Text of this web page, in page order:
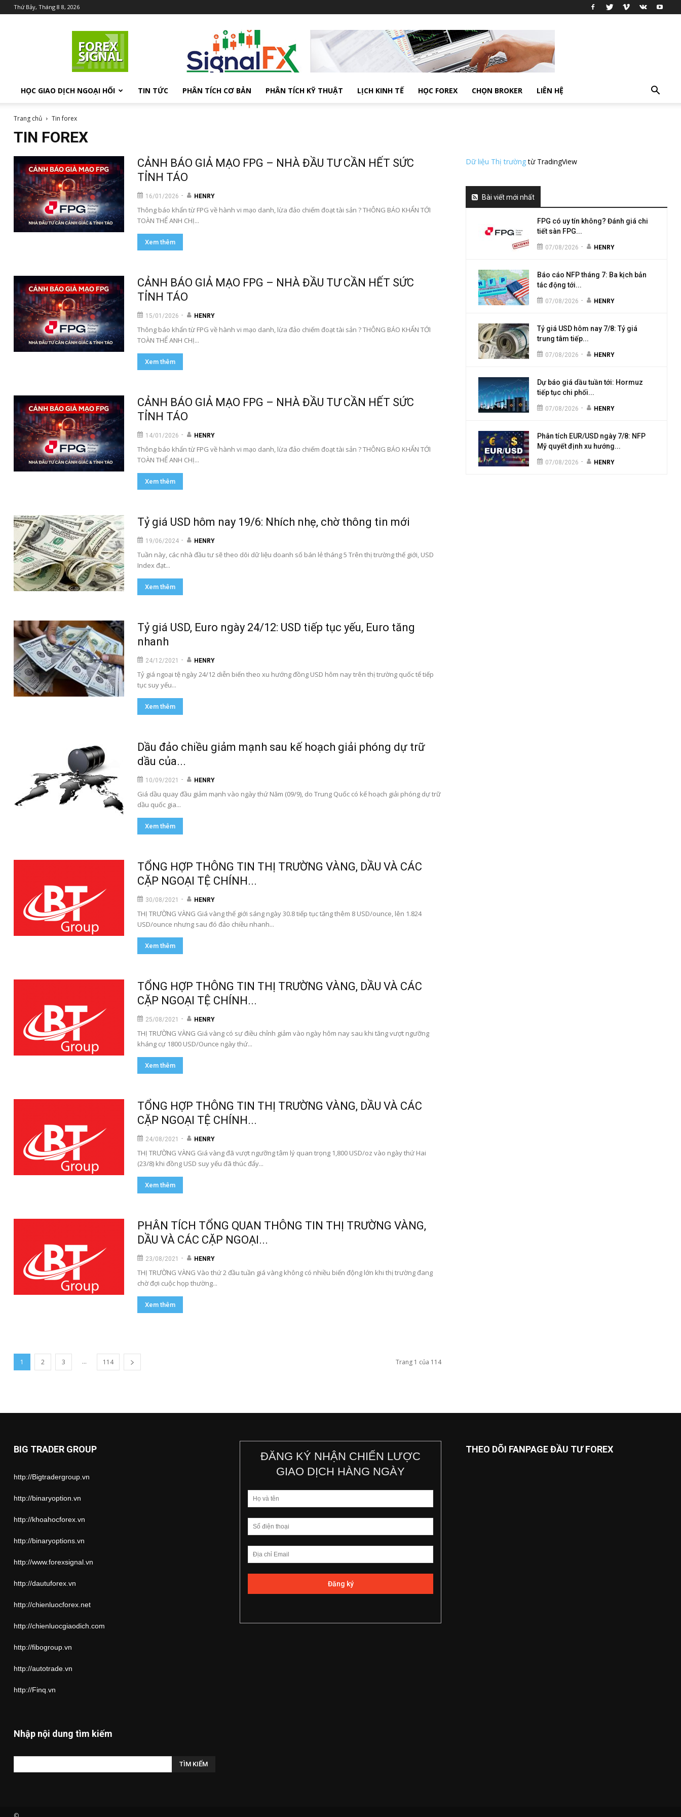
Thứ Bảy, Tháng 8 8, 2026
HỌC GIAO DỊCH NGOẠI HỐI
TIN TỨC PHÂN TÍCH CƠ BẢN PHÂN TÍCH KỸ THUẬT LỊCH KINH TẾ HỌC FOREX CHỌN BROKER LIÊN HỆ
Trang chủ Tin forex
TIN FOREX
CẢNH BÁO GIẢ MẠO FPG – NHÀ ĐẦU TƯ CẦN HẾT SỨC
TỈNH TÁO
16/01/2026 - HENRY
Thông báo khẩn từ FPG về hành vi mạo danh, lừa đảo chiếm đoạt tài sản ? THÔNG BÁO KHẨN TỚI
TOÀN THỂ ANH CHỊ...
Xem thêm
CẢNH BÁO GIẢ MẠO FPG – NHÀ ĐẦU TƯ CẦN HẾT SỨC
TỈNH TÁO
15/01/2026 - HENRY
Thông báo khẩn từ FPG về hành vi mạo danh, lừa đảo chiếm đoạt tài sản ? THÔNG BÁO KHẨN TỚI
TOÀN THỂ ANH CHỊ...
Xem thêm
CẢNH BÁO GIẢ MẠO FPG – NHÀ ĐẦU TƯ CẦN HẾT SỨC
TỈNH TÁO
14/01/2026 - HENRY
Thông báo khẩn từ FPG về hành vi mạo danh, lừa đảo chiếm đoạt tài sản ? THÔNG BÁO KHẨN TỚI
TOÀN THỂ ANH CHỊ...
Xem thêm
Tỷ giá USD hôm nay 19/6: Nhích nhẹ, chờ thông tin mới
19/06/2024 - HENRY
Tuần này, các nhà đầu tư sẽ theo dõi dữ liệu doanh số bán lẻ tháng 5 Trên thị trường thế giới, USD
Index đạt...
Xem thêm
Tỷ giá USD, Euro ngày 24/12: USD tiếp tục yếu, Euro tăng
nhanh
24/12/2021 - HENRY
Tỷ giá ngoại tệ ngày 24/12 diễn biến theo xu hướng đồng USD hôm nay trên thị trường quốc tế tiếp
tục suy yếu...
Xem thêm
Dầu đảo chiều giảm mạnh sau kế hoạch giải phóng dự trữ
dầu của...
10/09/2021 - HENRY
Giá dầu quay đầu giảm mạnh vào ngày thứ Năm (09/9), do Trung Quốc có kế hoạch giải phóng dự trữ
dầu quốc gia...
Xem thêm
TỔNG HỢP THÔNG TIN THỊ TRƯỜNG VÀNG, DẦU VÀ CÁC
CẶP NGOẠI TỆ CHÍNH...
30/08/2021 - HENRY
THỊ TRƯỜNG VÀNG Giá vàng thế giới sáng ngày 30.8 tiếp tục tăng thêm 8 USD/ounce, lên 1.824
USD/ounce nhưng sau đó đảo chiều nhanh...
Xem thêm
TỔNG HỢP THÔNG TIN THỊ TRƯỜNG VÀNG, DẦU VÀ CÁC
CẶP NGOẠI TỆ CHÍNH...
25/08/2021 - HENRY
THỊ TRƯỜNG VÀNG Giá vàng có sự điều chỉnh giảm vào ngày hôm nay sau khi tăng vượt ngưỡng
kháng cự 1800 USD/Ounce ngày thứ...
Xem thêm
TỔNG HỢP THÔNG TIN THỊ TRƯỜNG VÀNG, DẦU VÀ CÁC
CẶP NGOẠI TỆ CHÍNH...
24/08/2021 - HENRY
THỊ TRƯỜNG VÀNG Giá vàng đã vượt ngưỡng tâm lý quan trọng 1,800 USD/oz vào ngày thứ Hai
(23/8) khi đồng USD suy yếu đã thúc đẩy...
Xem thêm
PHÂN TÍCH TỔNG QUAN THÔNG TIN THỊ TRƯỜNG VÀNG,
DẦU VÀ CÁC CẶP NGOẠI...
23/08/2021 - HENRY
THỊ TRƯỜNG VÀNG Vào thứ 2 đầu tuần giá vàng không có nhiều biến động lớn khi thị trường đang
chờ đợi cuộc họp thường...
Xem thêm
1 2 3 ... 114 Trang 1 của 114
Dữ liệu Thị trườngtừ TradingView
Bài viết mới nhất
FPG có uy tín không? Đánh giá chi
tiết sàn FPG...
07/08/2026 - HENRY
Báo cáo NFP tháng 7: Ba kịch bản
tác động tới...
07/08/2026 - HENRY
Tỷ giá USD hôm nay 7/8: Tỷ giá
trung tâm tiếp...
07/08/2026 - HENRY
Dự báo giá dầu tuần tới: Hormuz
tiếp tục chi phối...
07/08/2026 - HENRY
Phân tích EUR/USD ngày 7/8: NFP
Mỹ quyết định xu hướng...
07/08/2026 - HENRY
BIG TRADER GROUP
http://Bigtradergroup.vn
http://binaryoption.vn
http://khoahocforex.vn
http://binaryoptions.vn
http://www.forexsignal.vn
http://dautuforex.vn
http://chienluocforex.net
http://chienluocgiaodich.com
http://fibogroup.vn
http://autotrade.vn
http://Finq.vn
Nhập nội dung tìm kiếm
ĐĂNG KÝ NHẬN CHIẾN LƯỢC
GIAO DỊCH HÀNG NGÀY
THEO DÕI FANPAGE ĐẦU TƯ FOREX